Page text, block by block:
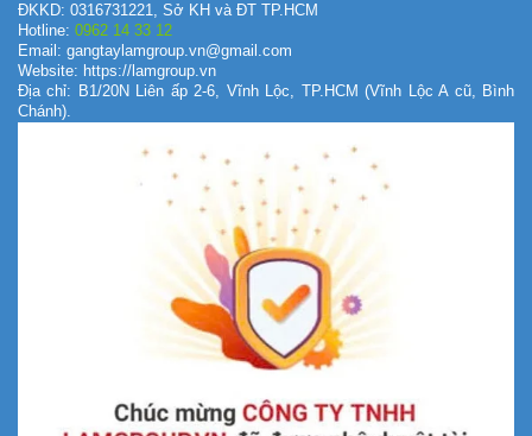
ĐKKD: 0316731221, Sở KH và ĐT TP.HCM
Hotline: 0962 14 33 12
Email: gangtaylamgroup.vn@gmail.com
Website: https://lamgroup.vn
Địa chỉ: B1/20N Liên ấp 2-6, Vĩnh Lộc, TP.HCM (Vĩnh Lộc A cũ, Bình
Chánh).